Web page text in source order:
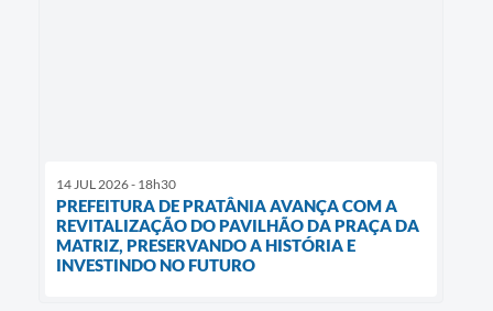
14 JUL 2026 - 18h30
PREFEITURA DE PRATÂNIA AVANÇA COM A
REVITALIZAÇÃO DO PAVILHÃO DA PRAÇA DA
MATRIZ, PRESERVANDO A HISTÓRIA E
INVESTINDO NO FUTURO